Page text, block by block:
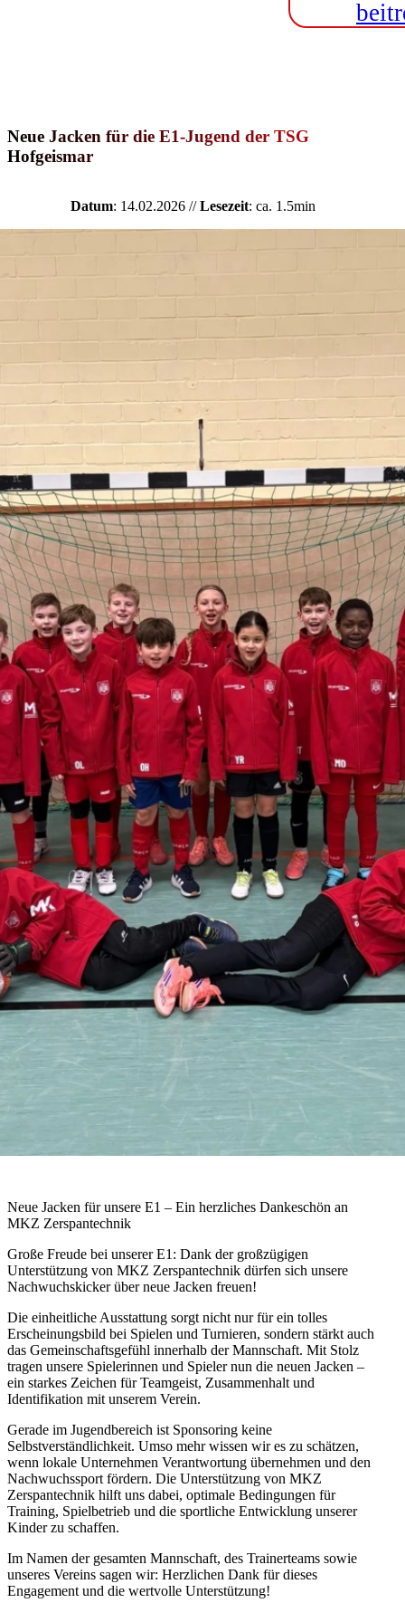
Neue Jacken für die E1-Jugend der TSG
Hofgeismar
Datum: 14.02.2026 //Lesezeit: ca. 1.5min
Neue Jacken für unsere E1 – Ein herzliches Dankeschön an
MKZ Zerspantechnik
Große Freude bei unserer E1: Dank der großzügigen
Unterstützung von MKZ Zerspantechnik dürfen sich unsere
Nachwuchskicker über neue Jacken freuen!
Die einheitliche Ausstattung sorgt nicht nur für ein tolles
Erscheinungsbild bei Spielen und Turnieren, sondern stärkt auch
das Gemeinschaftsgefühl innerhalb der Mannschaft. Mit Stolz
tragen unsere Spielerinnen und Spieler nun die neuen Jacken –
ein starkes Zeichen für Teamgeist, Zusammenhalt und
Identifikation mit unserem Verein.
Gerade im Jugendbereich ist Sponsoring keine
Selbstverständlichkeit. Umso mehr wissen wir es zu schätzen,
wenn lokale Unternehmen Verantwortung übernehmen und den
Nachwuchssport fördern. Die Unterstützung von MKZ
Zerspantechnik hilft uns dabei, optimale Bedingungen für
Training, Spielbetrieb und die sportliche Entwicklung unserer
Kinder zu schaffen.
Im Namen der gesamten Mannschaft, des Trainerteams sowie
unseres Vereins sagen wir: Herzlichen Dank für dieses
Engagement und die wertvolle Unterstützung!